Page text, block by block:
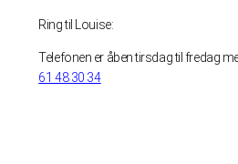
Ring til Louise:
Telefonen er åben tirsdag til fredag
61 48 30 34